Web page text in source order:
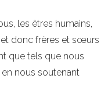
les êtres humains,
et donc frères et sœurs
que tels que nous
nous soutenant